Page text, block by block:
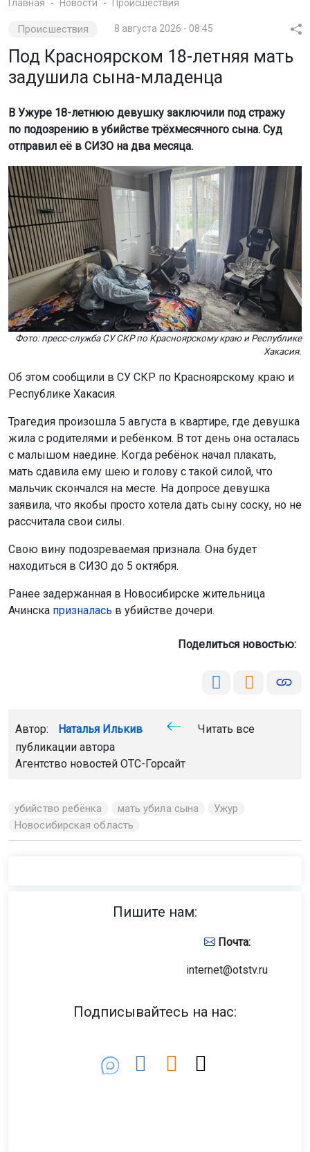
Главная Новости Происшествия
Происшествия 8 августа 2026 - 08:45
Под Красноярском 18-летняя мать
задушила сына-младенца
В Ужуре 18-летнюю девушку заключили под стражу
по подозрению в убийстве трёхмесячного сына. Суд
отправил её в СИЗО на два месяца.
Фото: пресс-служба СУ СКР по Красноярскому краю и Республике
Хакасия.
Об этом сообщили в СУ СКР по Красноярскому краю и
Республике Хакасия.
Трагедия произошла 5 августа в квартире, где девушка
жила с родителями и ребёнком. В тот день она осталась
с малышом наедине. Когда ребёнок начал плакать,
мать сдавила ему шею и голову с такой силой, что
мальчик скончался на месте. На допросе девушка
заявила, что якобы просто хотела дать сыну соску, но не
рассчитала свои силы.
Свою вину подозреваемая признала. Она будет
находиться в СИЗО до 5 октября.
Ранее задержанная в Новосибирске жительница
Ачинска призналась в убийстве дочери.
Поделиться новостью:
Автор: Наталья Илькив
Читать все
публикации автора
Агентство новостей ОТС-Горсайт
убийство ребёнка мать убила сына
Ужур
Новосибирская область
Пишите нам:
Почта:
internet@otstv.ru
Подписывайтесь на нас: